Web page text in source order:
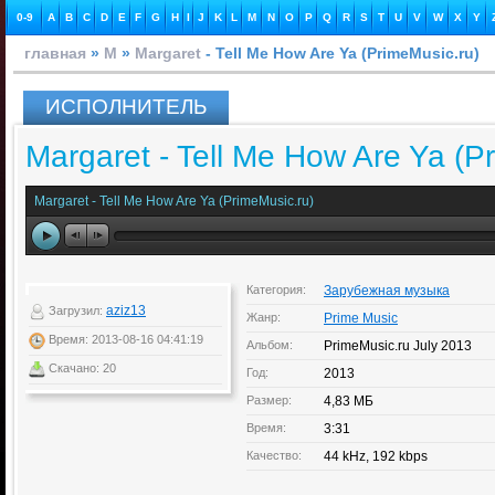
0-9 A B C D E F G H I J K L M N O P Q R S T U V W X Y
главная » M » Margaret - Tell Me How Are Ya (PrimeMusic.ru)
ИСПОЛНИТЕЛЬ
Margaret - Tell Me How Are Ya
Margaret - Tell Me How Are Ya (PrimeMusic.ru)
Загрузил: aziz13
Время: 2013-08-16 04:41:19
Скачано: 20
Категория: Зарубежная музыка
Жанр: Prime Music
Альбом: PrimeMusic.ru July 2013
Год: 2013
Размер: 4,83 МБ
Время: 3:31
Качество: 44 kHz, 192 kbps